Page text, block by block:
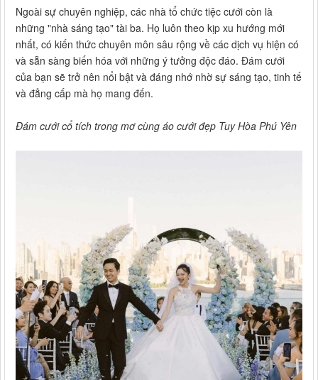
Ngoài sự chuyên nghiệp, các nhà tổ chức tiệc cưới còn là
những "nhà sáng tạo" tài ba. Họ luôn theo kịp xu hướng mới
nhất, có kiến thức chuyên môn sâu rộng về các dịch vụ hiện có
và sẵn sàng biến hóa với những ý tưởng độc đáo. Đám cưới
của bạn sẽ trở nên nổi bật và đáng nhớ nhờ sự sáng tạo, tinh tế
và đẳng cấp mà họ mang đến.
Đám cưới cổ tích trong mơ cùng áo cưới đẹp Tuy Hòa Phú Yên